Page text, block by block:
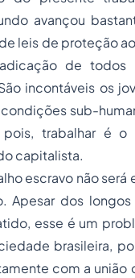
avançou
leis de proteção
de todos
incontáveis os
sub-
pois, trabalhar é
capitalista.
escravo não será
Apesar dos
esse é um
brasileira,
com a união